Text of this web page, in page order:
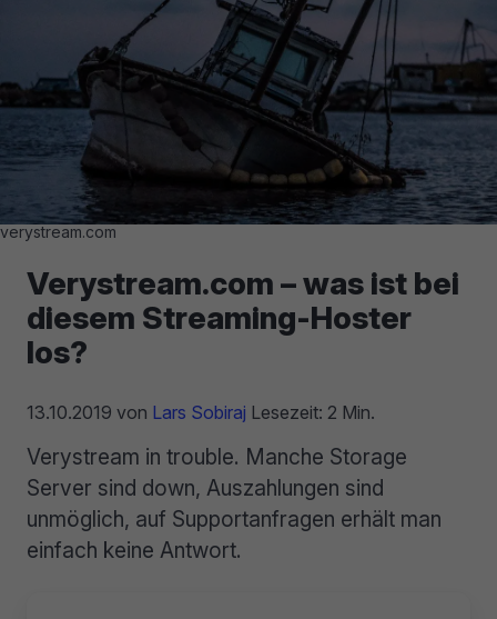
verystream.com
Verystream.com – was ist bei
diesem Streaming-Hoster
los?
13.10.2019 von Lars Sobiraj Lesezeit: 2 Min.
Verystream in trouble. Manche Storage
Server sind down, Auszahlungen sind
unmöglich, auf Supportanfragen erhält man
einfach keine Antwort.